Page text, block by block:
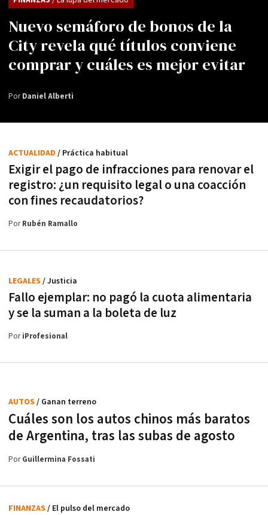
Nuevo semáforo de bonos de la
City revela qué títulos conviene
comprar y cuáles es mejor evitar
PorDaniel Alberti
Exigir el pago de infracciones para renovar el
registro: ¿un requisito legal o una coacción
con fines recaudatorios?
ACTUALIDAD / Práctica habitual
PorRubén Ramallo
Fallo ejemplar: no pagó la cuota alimentaria
y se la suman a la boleta de luz
LEGALES / Justicia
PoriProfesional
Cuáles son los autos chinos más baratos
de Argentina, tras las subas de agosto
AUTOS / Ganan terreno
PorGuillermina Fossati
FINANZAS / El pulso del mercado